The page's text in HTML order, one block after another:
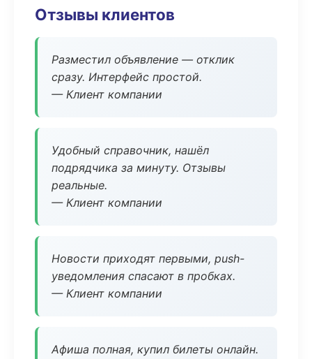
Отзывы клиентов
Разместил объявление — отклик
сразу. Интерфейс простой.
— Клиент компании
Удобный справочник, нашёл
подрядчика за минуту. Отзывы
реальные.
— Клиент компании
Новости приходят первыми, push-
уведомления спасают в пробках.
— Клиент компании
Афиша полная, купил билеты онлайн.